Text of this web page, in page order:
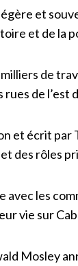
et
et de la
de
de l’est
et écrit
des rôles
avec les
vie sur
Mosley